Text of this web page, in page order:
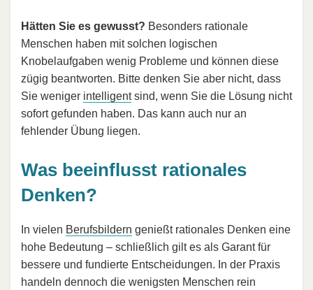
Hätten Sie es gewusst? Besonders rationale
Menschen haben mit solchen logischen
Knobelaufgaben wenig Probleme und können diese
zügig beantworten. Bitte denken Sie aber nicht, dass
Sie weniger intelligentsind, wenn Sie die Lösung nicht
sofort gefunden haben. Das kann auch nur an
fehlender Übung liegen.
Was beeinflusst rationales
Denken?
In vielen Berufsbildern genießt rationales Denken eine
hohe Bedeutung – schließlich gilt es als Garant für
bessere und fundierte Entscheidungen. In der Praxis
handeln dennoch die wenigsten Menschen rein